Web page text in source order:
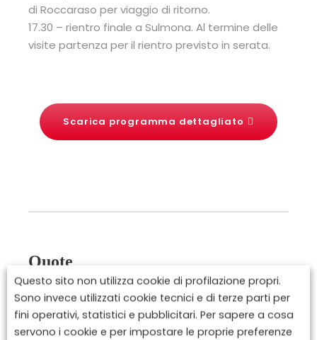
di Roccaraso per viaggio di ritorno.
17.30 – rientro finale a Sulmona. Al termine delle
visite partenza per il rientro previsto in serata.
Scarica programma dettagliato
Quote
Quota di partecipazione
310,00€
Supplemento singola
30,00€
Questo sito non utilizza cookie di profilazione propri.
Sono invece utilizzati cookie tecnici e di terze parti per
fini operativi, statistici e pubblicitari. Per sapere a cosa
servono i cookie e per impostare le proprie preferenze